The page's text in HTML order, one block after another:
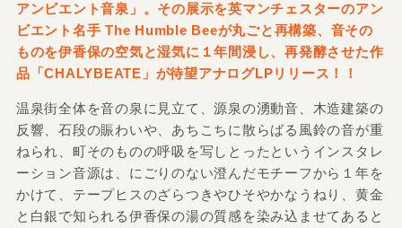
アンビエント音泉」。その展示を英マンチェスターのアン
ビエント名手 The Humble Beeが丸ごと再構築、音その
ものを伊香保の空気と湿気に１年間浸し、再発酵させた作
品「CHALYBEATE」が待望アナログLPリリース！！
温泉街全体を音の泉に見立て、源泉の湧動音、木造建築の
反響、石段の賑わいや、あちこちに散らばる風鈴の音が重
ねられ、町そのものの呼吸を写しとったというインスタレ
ーション音源は、にごりのない澄んだモチーフから１年を
かけて、テープヒスのざらつきやひそやかなうねり、黄金
と白銀で知られる伊香保の湯の質感を染み込ませてあると